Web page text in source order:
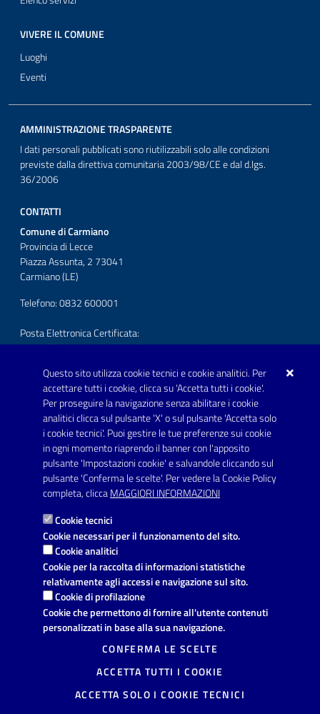
Questo sito utilizza cookie tecnici e cookie analitici. Per
accettare tutti i cookie, clicca su 'Accetta tutti i cookie'.
Per proseguire la navigazione senza abilitare i cookie
analitici clicca sul pulsante 'X' o sul pulsante 'Accetta solo
i cookie tecnici'. Puoi gestire le tue preferenze sui cookie
in ogni momento riaprendo il banner con l'apposito
pulsante 'Impostazioni cookie' e salvandole cliccando sul
pulsante 'Conferma le scelte'. Per vedere la Cookie Policy
completa, cliccaMAGGIORI INFORMAZIONI
Cookie tecnici
Cookie necessari per il funzionamento del sito.
Cookie analitici
Cookie per la raccolta di informazioni statistiche
relativamente agli accessi e navigazione sul sito.
Cookie di profilazione
Cookie che permettono di fornire all'utente contenuti
personalizzati in base alla sua navigazione.
CONFERMA LE SCELTE
ACCETTA TUTTI I COOKIE
ACCETTA SOLO I COOKIE TECNICI
VIVERE IL COMUNE
Luoghi
Eventi
AMMINISTRAZIONE TRASPARENTE
I dati personali pubblicati sono riutilizzabili solo alle condizioni
previste dalla direttiva comunitaria 2003/98/CE e dal d.lgs.
36/2006
CONTATTI
Comune di Carmiano
Provincia di Lecce
Piazza Assunta, 2 73041
Carmiano (LE)
Telefono: 0832 600001
Posta Elettronica Certificata:
protocollo.comunecarmiano@pec.rupar.puglia.it
URP - Ufficio Relazioni con il Pubblico
SEGUICI SU
Youtube
Link utili
Informativa privacy
Dichiarazione di accessibilità
Note legali
Domande frequenti
Richiesta di assistenza
Segnalazione disservizio
Prenotazione appuntamento
Mappa del sito